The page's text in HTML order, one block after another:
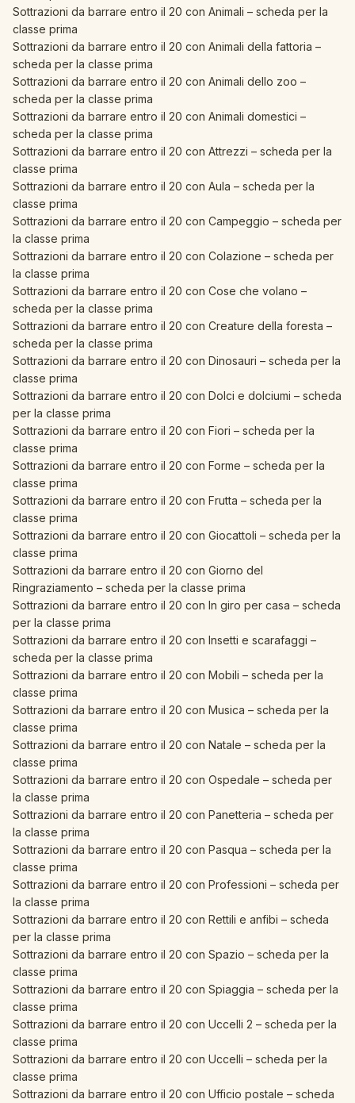
Sottrazioni da barrare entro il 20 con Animali – scheda per la
classe prima
Sottrazioni da barrare entro il 20 con Animali della fattoria –
scheda per la classe prima
Sottrazioni da barrare entro il 20 con Animali dello zoo –
scheda per la classe prima
Sottrazioni da barrare entro il 20 con Animali domestici –
scheda per la classe prima
Sottrazioni da barrare entro il 20 con Attrezzi – scheda per la
classe prima
Sottrazioni da barrare entro il 20 con Aula – scheda per la
classe prima
Sottrazioni da barrare entro il 20 con Campeggio – scheda per
la classe prima
Sottrazioni da barrare entro il 20 con Colazione – scheda per
la classe prima
Sottrazioni da barrare entro il 20 con Cose che volano –
scheda per la classe prima
Sottrazioni da barrare entro il 20 con Creature della foresta –
scheda per la classe prima
Sottrazioni da barrare entro il 20 con Dinosauri – scheda per la
classe prima
Sottrazioni da barrare entro il 20 con Dolci e dolciumi – scheda
per la classe prima
Sottrazioni da barrare entro il 20 con Fiori – scheda per la
classe prima
Sottrazioni da barrare entro il 20 con Forme – scheda per la
classe prima
Sottrazioni da barrare entro il 20 con Frutta – scheda per la
classe prima
Sottrazioni da barrare entro il 20 con Giocattoli – scheda per la
classe prima
Sottrazioni da barrare entro il 20 con Giorno del
Ringraziamento – scheda per la classe prima
Sottrazioni da barrare entro il 20 con In giro per casa – scheda
per la classe prima
Sottrazioni da barrare entro il 20 con Insetti e scarafaggi –
scheda per la classe prima
Sottrazioni da barrare entro il 20 con Mobili – scheda per la
classe prima
Sottrazioni da barrare entro il 20 con Musica – scheda per la
classe prima
Sottrazioni da barrare entro il 20 con Natale – scheda per la
classe prima
Sottrazioni da barrare entro il 20 con Ospedale – scheda per
la classe prima
Sottrazioni da barrare entro il 20 con Panetteria – scheda per
la classe prima
Sottrazioni da barrare entro il 20 con Pasqua – scheda per la
classe prima
Sottrazioni da barrare entro il 20 con Professioni – scheda per
la classe prima
Sottrazioni da barrare entro il 20 con Rettili e anfibi – scheda
per la classe prima
Sottrazioni da barrare entro il 20 con Spazio – scheda per la
classe prima
Sottrazioni da barrare entro il 20 con Spiaggia – scheda per la
classe prima
Sottrazioni da barrare entro il 20 con Uccelli 2 – scheda per la
classe prima
Sottrazioni da barrare entro il 20 con Uccelli – scheda per la
classe prima
Sottrazioni da barrare entro il 20 con Ufficio postale – scheda